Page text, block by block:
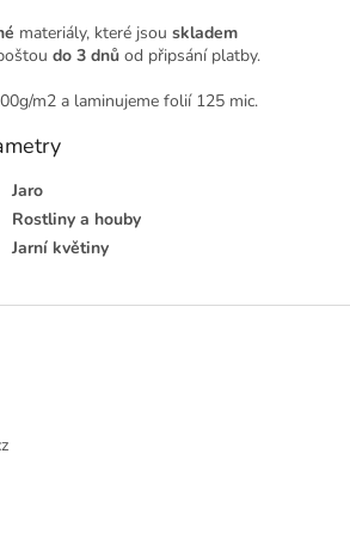
materiály, které jsou skladem
do 3 dnů od připsání platby.
m2 a laminujeme folií 125 mic.
Jaro
Rostliny a houby
Jarní květiny